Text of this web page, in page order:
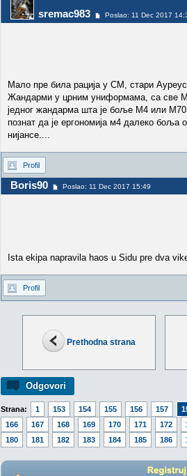
Prethodna strana
Odgovori
Strana: 1 153 154 155 156 157
166
167 168 169 170 171 172
180
181 182 183 184 185 186
sremac983 Poslao: 11 Dec 2017
Мало пре била рација у СМ, стари
Жандарми у црним униформама, са све
једног жандарма шта је боље М4 или
познат да је ергономија м4 далеко боља
нијансе....
Profil
Boris90 Poslao: 11 Dec 2017 15:49
Ista ekipa napravila haos u Sidu pre dva
Profil